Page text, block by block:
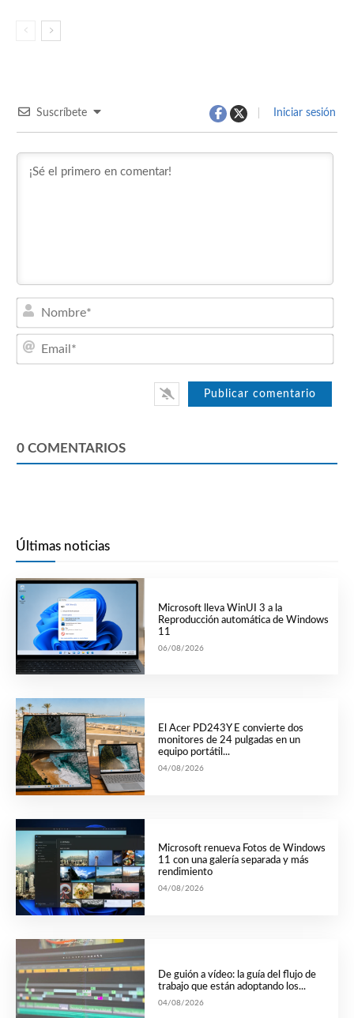
Suscríbete Iniciar sesión
0 COMENTARIOS
Últimas noticias
Microsoft lleva WinUI 3 a la
Reproducción automática de Windows
11
06/08/2026
El Acer PD243Y E convierte dos
monitores de 24 pulgadas en un
equipo portátil...
04/08/2026
Microsoft renueva Fotos de Windows
11 con una galería separada y más
rendimiento
04/08/2026
De guión a vídeo: la guía del flujo de
trabajo que están adoptando los...
04/08/2026